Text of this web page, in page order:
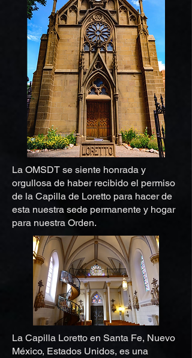
La OMSDT se siente honrada y
orgullosa de haber recibido el permiso
de la Capilla de Loretto para hacer de
esta nuestra sede permanente y hogar
para nuestra Orden.
La Capilla Loretto en Santa Fe, Nuevo
México, Estados Unidos, es una